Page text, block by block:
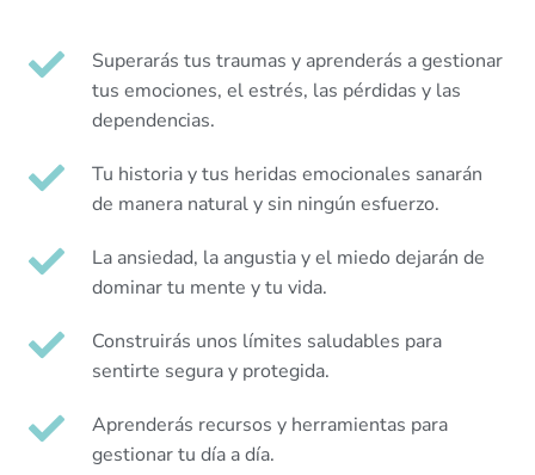
Superarás tus traumas y aprenderás a gestionar
tus emociones, el estrés, las pérdidas y las
dependencias.
Tu historia y tus heridas emocionales sanarán
de manera natural y sin ningún esfuerzo.
La ansiedad, la angustia y el miedo dejarán de
dominar tu mente y tu vida.
Construirás unos límites saludables para
sentirte segura y protegida.
Aprenderás recursos y herramientas para
gestionar tu día a día.